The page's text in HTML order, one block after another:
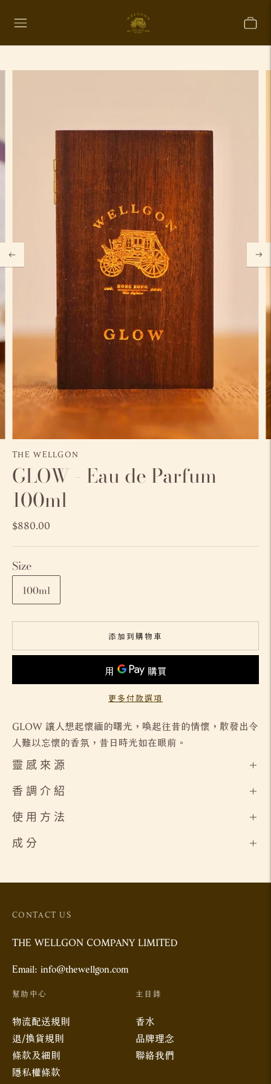
THE WELLGON
GLOW - Eau de Parfum
100ml
$880.00
Size
100ml
添加到購物車
更多付款選項
GLOW 讓人想起懷緬的曙光，喚起往昔的情懷，散發出令
人難以忘懷的香氛，昔日時光如在眼前。
靈 感 來 源
香 調 介 紹
使 用 方 法
成 分
產
添
到
你
購
物
車
CONTACT US
THE WELLGON COMPANY LIMITED
Email: info@thewellgon.com
幫助中心
物流配送規則
退/換貨規則
條款及細則
隱私權條款
主目錄
香水
品牌理念
聯絡我們